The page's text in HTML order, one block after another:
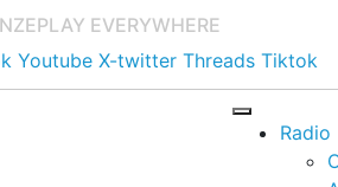
PLAY EVERYWHERE
Youtube X-twitter Threads Tiktok
Radio